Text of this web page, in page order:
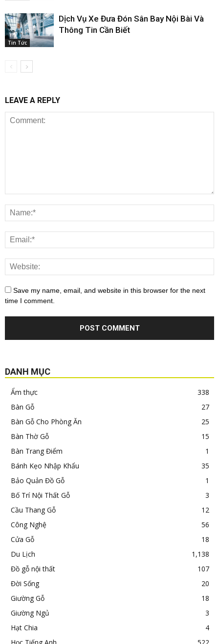
Tin Tức
Dịch Vụ Xe Đưa Đón Sân Bay Nội Bài Và
Thông Tin Cần Biết
LEAVE A REPLY
Save my name, email, and website in this browser for the next
time I comment.
DANH MỤC
Ẩm thực
338
Bàn Gỗ
27
Bàn Gỗ Cho Phòng Ăn
25
Bàn Thờ Gỗ
15
Bàn Trang Điểm
1
Bánh Kẹo Nhập Khẩu
35
Bảo Quản Đồ Gỗ
1
Bố Trí Nội Thất Gỗ
3
Cầu Thang Gỗ
12
Công Nghệ
56
Cửa Gỗ
18
Du Lịch
1,138
Đồ gỗ nội thất
107
Đời Sống
20
Giường Gỗ
18
Giường Ngủ
3
Hạt Chia
4